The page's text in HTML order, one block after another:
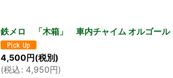
鉄メロ 「木箱」 車内チャイム オルゴール
4,500円(税別)
(税込: 4,950円)